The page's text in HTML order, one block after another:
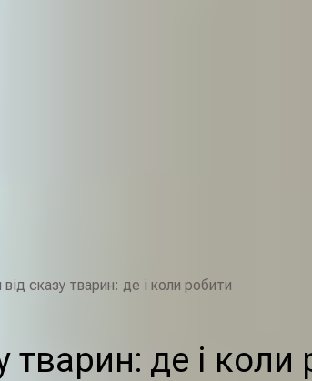
сказу тварин: де і коли робити
де і коли